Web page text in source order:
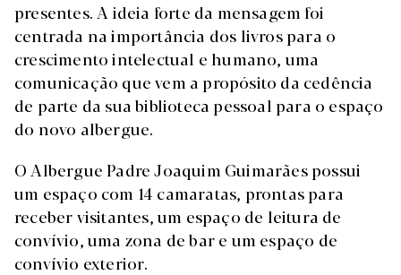
presentes. A ideia forte da mensagem foi
centrada na importância dos livros para o
crescimento intelectual e humano, uma
comunicação que vem a propósito da cedência
de parte da sua biblioteca pessoal para o espaço
do novo albergue.
O Albergue Padre Joaquim Guimarães possui
um espaço com 14 camaratas, prontas para
receber visitantes, um espaço de leitura de
convívio, uma zona de bar e um espaço de
convívio exterior.